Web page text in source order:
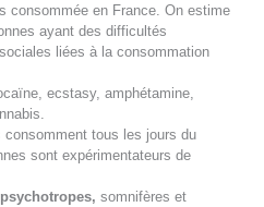
consommée en France. On estime
ayant des difficultés
liées à la consommation
ecstasy, amphétamine,
consomment tous les jours du
sont expérimentateurs de
somnifères et